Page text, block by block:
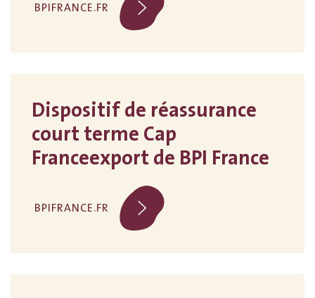
BPIFRANCE.FR
Dispositif de réassurance
court terme Cap
Franceexport de BPI France
BPIFRANCE.FR